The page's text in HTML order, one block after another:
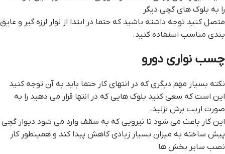
را به بلوک های گچی دیگر
متصل کنید توجه داشته باشید که حتما در ابتدا از نوار لرزه گیر و عایق
بندی مناسب استفاده کنید.
چسب نواري دورو
نکته بسیار مهم دیگری که در انتهای کار حتما باید به آن توجه کنید
این است که سعی کنید بلوک هایی که در انتها قرار می دهید را به
صورت اریب برش بزنید،
این کار باعث می شود تا نیرویی که به سقف وارد می شود ديوار گچي
پيش ساخته به میزان بسیار زیادی کاهش پیدا کند و همینطور کار
نصب سایر بخش ها